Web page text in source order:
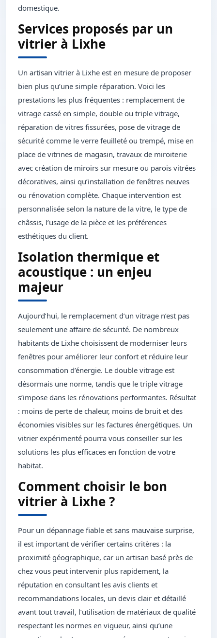
domestique.
Services proposés par un
vitrier à Lixhe
Un artisan vitrier à Lixhe est en mesure de proposer
bien plus qu’une simple réparation. Voici les
prestations les plus fréquentes : remplacement de
vitrage cassé en simple, double ou triple vitrage,
réparation de vitres fissurées, pose de vitrage de
sécurité comme le verre feuilleté ou trempé, mise en
place de vitrines de magasin, travaux de miroiterie
avec création de miroirs sur mesure ou parois vitrées
décoratives, ainsi qu’installation de fenêtres neuves
ou rénovation complète. Chaque intervention est
personnalisée selon la nature de la vitre, le type de
châssis, l’usage de la pièce et les préférences
esthétiques du client.
Isolation thermique et
acoustique : un enjeu
majeur
Aujourd’hui, le remplacement d’un vitrage n’est pas
seulement une affaire de sécurité. De nombreux
habitants de Lixhe choisissent de moderniser leurs
fenêtres pour améliorer leur confort et réduire leur
consommation d’énergie. Le double vitrage est
désormais une norme, tandis que le triple vitrage
s’impose dans les rénovations performantes. Résultat
: moins de perte de chaleur, moins de bruit et des
économies visibles sur les factures énergétiques. Un
vitrier expérimenté pourra vous conseiller sur les
solutions les plus efficaces en fonction de votre
habitat.
Comment choisir le bon
vitrier à Lixhe ?
Pour un dépannage fiable et sans mauvaise surprise,
il est important de vérifier certains critères : la
proximité géographique, car un artisan basé près de
chez vous peut intervenir plus rapidement, la
réputation en consultant les avis clients et
recommandations locales, un devis clair et détaillé
avant tout travail, l’utilisation de matériaux de qualité
respectant les normes en vigueur, ainsi qu’une